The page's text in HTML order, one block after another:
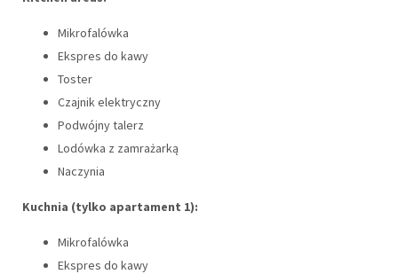
Mikrofalówka
Ekspres do kawy
Toster
Czajnik elektryczny
Podwójny talerz
Lodówka z zamrażarką
Naczynia
Kuchnia (tylko apartament 1):
Mikrofalówka
Ekspres do kawy